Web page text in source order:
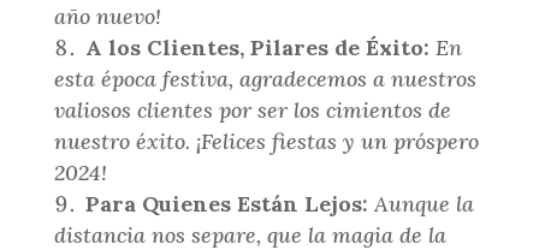
año nuevo!
A los Clientes, Pilares de Éxito: En
esta época festiva, agradecemos a nuestros
valiosos clientes por ser los cimientos de
nuestro éxito. ¡Felices fiestas y un próspero
2024!
Para Quienes Están Lejos: Aunque la
distancia nos separe, que la magia de la